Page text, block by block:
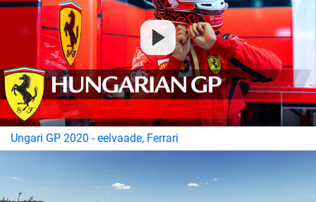
Ungari GP 2020 - eelvaade, Ferrari